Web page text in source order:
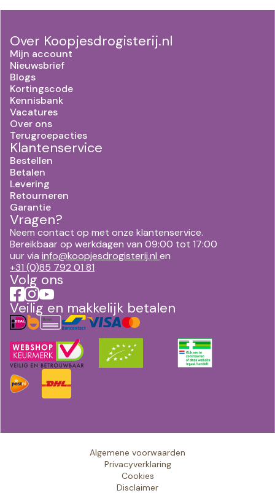
Over Koopjesdrogisterij.nl
Mijn account
Nieuwsbrief
Blogs
Kortingscode
Kennisbank
Vacatures
Over ons
Terugroepacties
Klantenservice
Bestellen
Betalen
Levering
Retourneren
Garantie
Vragen?
Neem contact op met onze klantenservice.
Bereikbaar op werkdagen van 09:00 tot 17:00
uur via info@koopjesdrogisterij.nl en
+31 (0)85 792 01 81
Volg ons
Veilig en makkelijk betalen
Algemene voorwaarden
Privacyverklaring
Cookies
Disclaimer